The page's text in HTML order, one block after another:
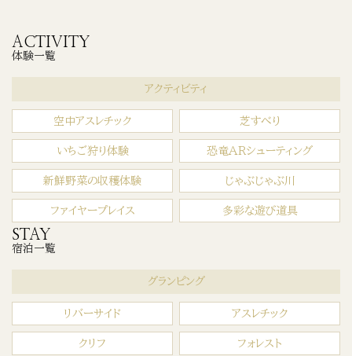
ACTIVITY
体験一覧
アクティビティ
空中アスレチック 芝すべり
いちご狩り体験 恐竜ARシューティング
新鮮野菜の収穫体験 じゃぶじゃぶ川
ファイヤープレイス 多彩な遊び道具
STAY
宿泊一覧
グランピング
リバーサイド アスレチック
クリフ フォレスト